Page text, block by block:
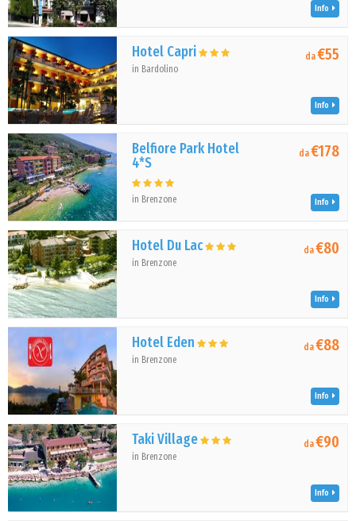
Info
Hotel Capri
in Bardolino
da€55
Info
Belfiore Park Hotel
4*S
in Brenzone
da€178
Info
Hotel Du Lac
in Brenzone
da€80
Info
Hotel Eden
in Brenzone
da€88
Info
Taki Village
in Brenzone
da€90
Info